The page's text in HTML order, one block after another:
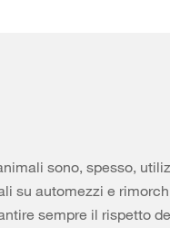
sono, spesso,
su automezzi e
sempre il rispetto